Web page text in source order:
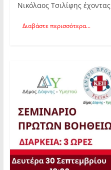
Νικόλαος Τσιλίφης έχοντας
Διαβάστε περισσότερα...